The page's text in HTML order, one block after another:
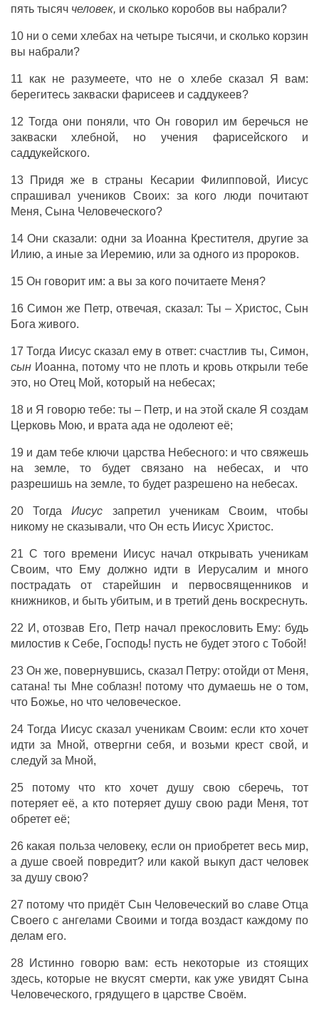
пять тысяч человек, и сколько коробов вы набрали?
10 ни о семи хлебах на четыре тысячи, и сколько корзин
вы набрали?
11 как не разумеете, что не о хлебе сказал Я вам:
берегитесь закваски фарисеев и саддукеев?
12 Тогда они поняли, что Он говорил им беречься не
закваски хлебной, но учения фарисейского и
саддукейского.
13 Придя же в страны Кесарии Филипповой, Иисус
спрашивал учеников Своих: за кого люди почитают
Меня, Сына Человеческого?
14 Они сказали: одни за Иоанна Крестителя, другие за
Илию, а иные за Иеремию, или за одного из пророков.
15 Он говорит им: а вы за кого почитаете Меня?
16 Симон же Петр, отвечая, сказал: Ты – Христос, Сын
Бога живого.
17 Тогда Иисус сказал ему в ответ: счастлив ты, Симон,
сынИоанна, потому что не плоть и кровь открыли тебе
это, но Отец Мой, который на небесах;
18 и Я говорю тебе: ты – Петр, и на этой скале Я создам
Церковь Мою, и врата ада не одолеют её;
19 и дам тебе ключи царства Небесного: и что свяжешь
на земле, то будет связано на небесах, и что
разрешишь на земле, то будет разрешено на небесах.
20 ТогдаИисус запретил ученикам Своим, чтобы
никому не сказывали, что Он есть Иисус Христос.
21 С того времени Иисус начал открывать ученикам
Своим, что Ему должно идти в Иерусалим и много
пострадать от старейшин и первосвященников и
книжников, и быть убитым, и в третий день воскреснуть.
22 И, отозвав Его, Петр начал прекословить Ему: будь
милостив к Себе, Господь! пусть не будет этого с Тобой!
23 Он же, повернувшись, сказал Петру: отойди от Меня,
сатана! ты Мне соблазн! потому что думаешь не о том,
что Божье, но что человеческое.
24 Тогда Иисус сказал ученикам Своим: если кто хочет
идти за Мной, отвергни себя, и возьми крест свой, и
следуй за Мной,
25 потому что кто хочет душу свою сберечь, тот
потеряет её, а кто потеряет душу свою ради Меня, тот
обретет её;
26 какая польза человеку, если он приобретет весь мир,
а душе своей повредит? или какой выкуп даст человек
за душу свою?
27 потому что придёт Сын Человеческий во славе Отца
Своего с ангелами Своими и тогда воздаст каждому по
делам его.
28 Истинно говорю вам: есть некоторые из стоящих
здесь, которые не вкусят смерти, как уже увидят Сына
Человеческого, грядущего в царстве Своём.